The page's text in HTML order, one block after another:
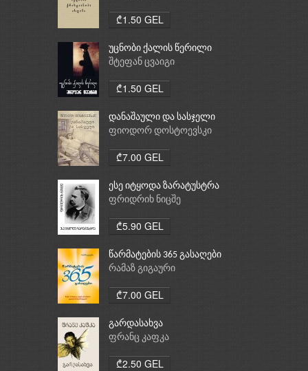
₾1.50 GEL
უცნობი ქალის წერილი
შტეფან ცვაიგი
₾1.50 GEL
დანაშაული და სასჯელი
ფიოდორ დოსტოევსკი
₾7.00 GEL
ესე იტყოდა ზარატუსტრა
ფრიდრიხ ნიცშე
₾5.90 GEL
წარმატების 365 გასაღები
რამაზ გიგაური
₾7.00 GEL
გარდასახვა
ფრანც კაფკა
₾2.50 GEL